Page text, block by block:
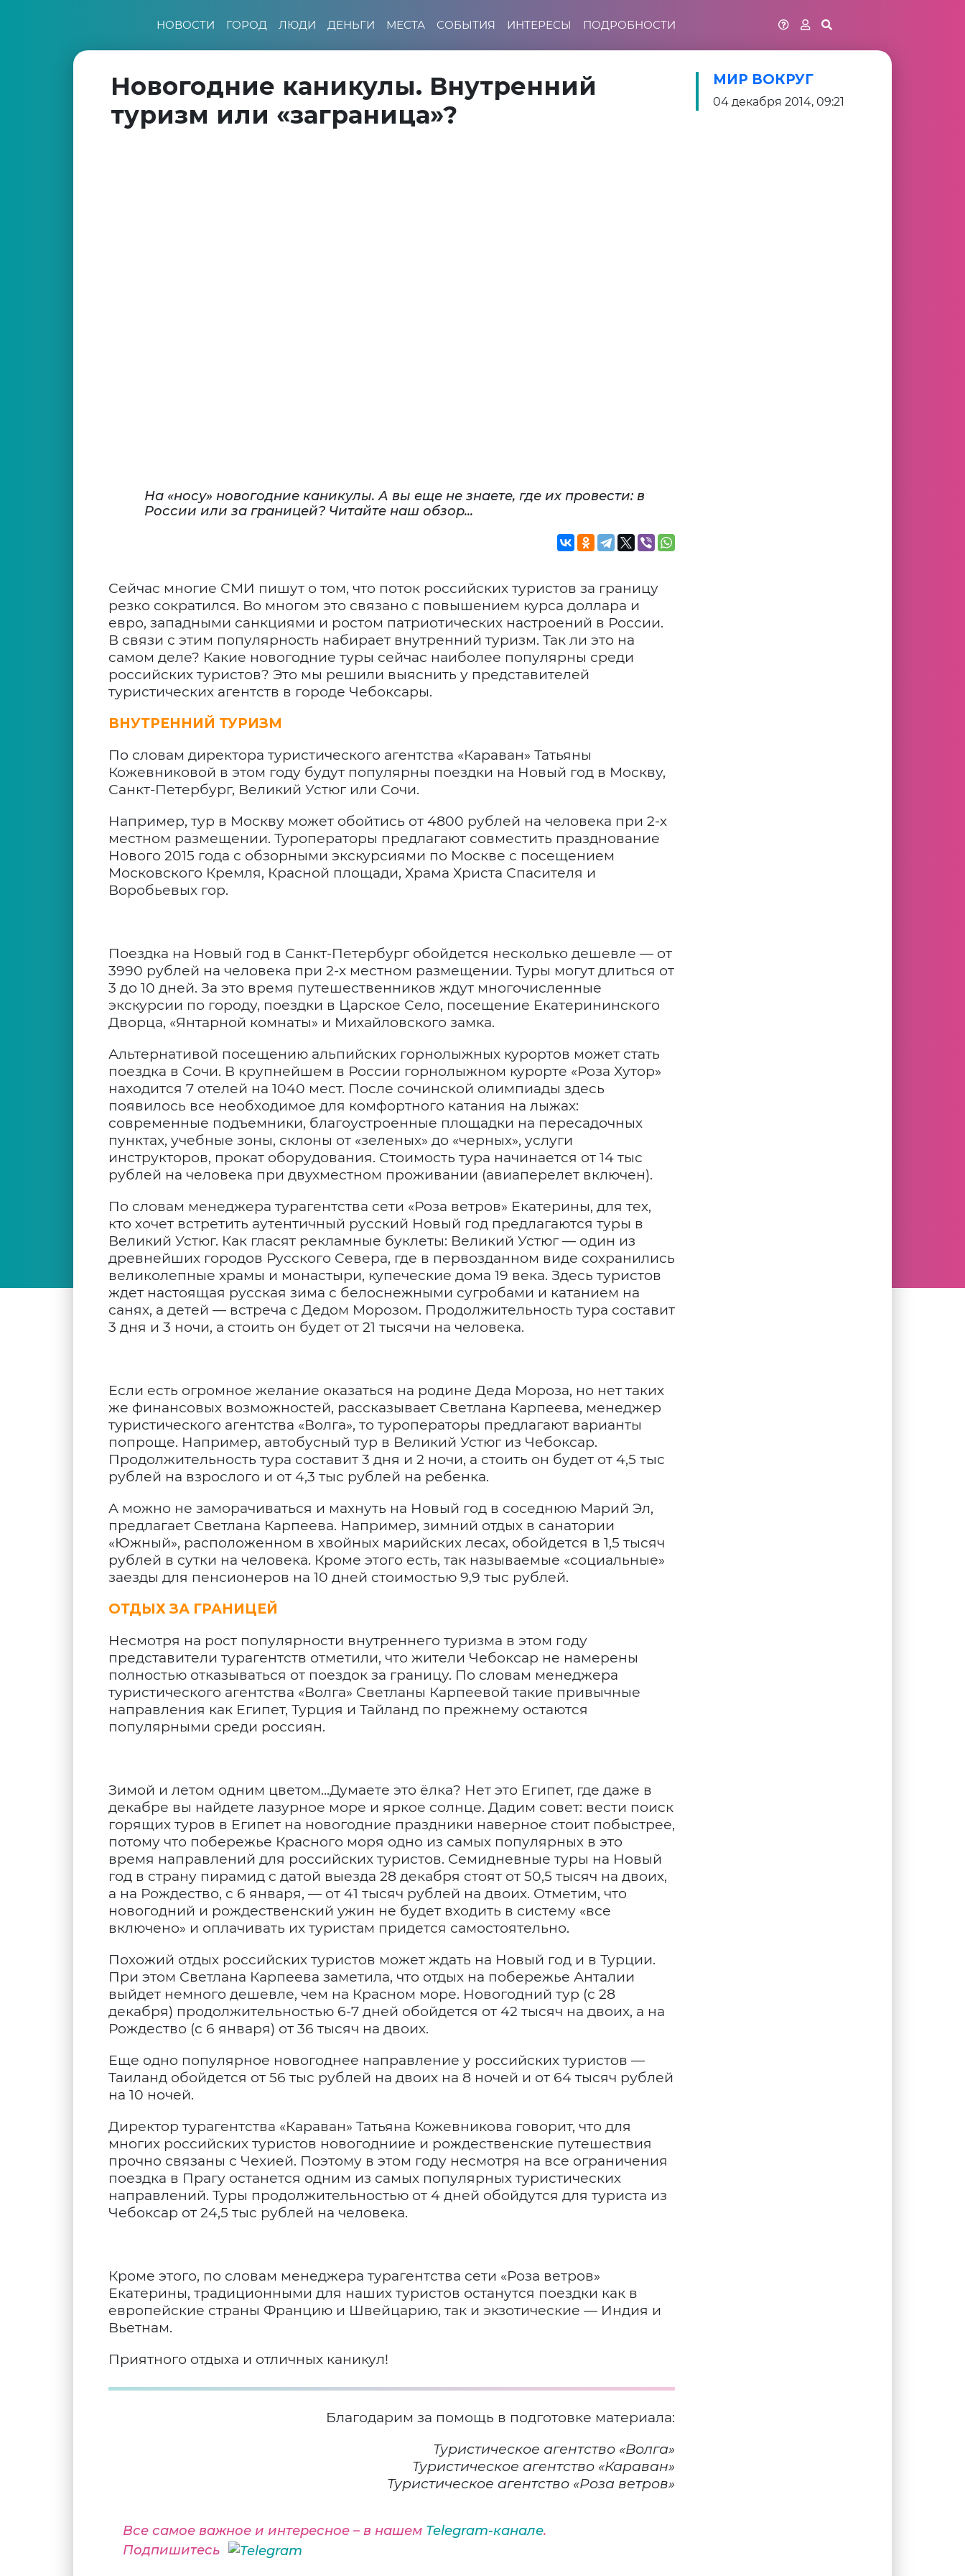
НОВОСТИ ГОРОД ЛЮДИ ДЕНЬГИ МЕСТА СОБЫТИЯ ИНТЕРЕСЫ ПОДРОБНОСТИ
Новогодние каникулы. Внутренний
туризм или «заграница»?
МИР ВОКРУГ
04 декабря 2014, 09:21
На «носу» новогодние каникулы. А вы еще не знаете, где их провести: в
России или за границей? Читайте наш обзор...
Сейчас многие СМИ пишут о том, что поток российских туристов за границу
резко сократился. Во многом это связано с повышением курса доллара и
евро, западными санкциями и ростом патриотических настроений в России.
В связи с этим популярность набирает внутренний туризм. Так ли это на
самом деле? Какие новогодние туры сейчас наиболее популярны среди
российских туристов? Это мы решили выяснить у представителей
туристических агентств в городе Чебоксары.
ВНУТРЕННИЙ ТУРИЗМ
По словам директора туристического агентства «Караван» Татьяны
Кожевниковой в этом году будут популярны поездки на Новый год в Москву,
Санкт-Петербург, Великий Устюг или Сочи.
Например, тур в Москву может обойтись от 4800 рублей на человека при 2-х
местном размещении. Туроператоры предлагают совместить празднование
Нового 2015 года с обзорными экскурсиями по Москве с посещением
Московского Кремля, Красной площади, Храма Христа Спасителя и
Воробьевых гор.
Поездка на Новый год в Санкт-Петербург обойдется несколько дешевле — от
3990 рублей на человека при 2-х местном размещении. Туры могут длиться от
3 до 10 дней. За это время путешественников ждут многочисленные
экскурсии по городу, поездки в Царское Село, посещение Екатерининского
Дворца, «Янтарной комнаты» и Михайловского замка.
Альтернативой посещению альпийских горнолыжных курортов может стать
поездка в Сочи. В крупнейшем в России горнолыжном курорте «Роза Хутор»
находится 7 отелей на 1040 мест. После сочинской олимпиады здесь
появилось все необходимое для комфортного катания на лыжах:
современные подъемники, благоустроенные площадки на пересадочных
пунктах, учебные зоны, склоны от «зеленых» до «черных», услуги
инструкторов, прокат оборудования. Стоимость тура начинается от 14 тыс
рублей на человека при двухместном проживании (авиаперелет включен).
По словам менеджера турагентства сети «Роза ветров» Екатерины, для тех,
кто хочет встретить аутентичный русский Новый год предлагаются туры в
Великий Устюг. Как гласят рекламные буклеты: Великий Устюг — один из
древнейших городов Русского Севера, где в первозданном виде сохранились
великолепные храмы и монастыри, купеческие дома 19 века. Здесь туристов
ждет настоящая русская зима с белоснежными сугробами и катанием на
санях, а детей — встреча с Дедом Морозом. Продолжительность тура составит
3 дня и 3 ночи, а стоить он будет от 21 тысячи на человека.
Если есть огромное желание оказаться на родине Деда Мороза, но нет таких
же финансовых возможностей, рассказывает Светлана Карпеева, менеджер
туристического агентства «Волга», то туроператоры предлагают варианты
попроще. Например, автобусный тур в Великий Устюг из Чебоксар.
Продолжительность тура составит 3 дня и 2 ночи, а стоить он будет от 4,5 тыс
рублей на взрослого и от 4,3 тыс рублей на ребенка.
А можно не заморачиваться и махнуть на Новый год в соседнюю Марий Эл,
предлагает Светлана Карпеева. Например, зимний отдых в санатории
«Южный», расположенном в хвойных марийских лесах, обойдется в 1,5 тысяч
рублей в сутки на человека. Кроме этого есть, так называемые «социальные»
заезды для пенсионеров на 10 дней стоимостью 9,9 тыс рублей.
ОТДЫХ ЗА ГРАНИЦЕЙ
Несмотря на рост популярности внутреннего туризма в этом году
представители турагентств отметили, что жители Чебоксар не намерены
полностью отказываться от поездок за границу. По словам менеджера
туристического агентства «Волга» Светланы Карпеевой такие привычные
направления как Египет, Турция и Тайланд по прежнему остаются
популярными среди россиян.
Зимой и летом одним цветом...Думаете это ёлка? Нет это Египет, где даже в
декабре вы найдете лазурное море и яркое солнце. Дадим совет: вести поиск
горящих туров в Египет на новогодние праздники наверное стоит побыстрее,
потому что побережье Красного моря одно из самых популярных в это
время направлений для российских туристов. Семидневные туры на Новый
год в страну пирамид с датой выезда 28 декабря стоят от 50,5 тысяч на двоих,
а на Рождество, с 6 января, — от 41 тысяч рублей на двоих. Отметим, что
новогодний и рождественский ужин не будет входить в систему «все
включено» и оплачивать их туристам придется самостоятельно.
Похожий отдых российских туристов может ждать на Новый год и в Турции.
При этом Светлана Карпеева заметила, что отдых на побережье Анталии
выйдет немного дешевле, чем на Красном море. Новогодний тур (с 28
декабря) продолжительностью 6-7 дней обойдется от 42 тысяч на двоих, а на
Рождество (с 6 января) от 36 тысяч на двоих.
Еще одно популярное новогоднее направление у российских туристов —
Таиланд обойдется от 56 тыс рублей на двоих на 8 ночей и от 64 тысяч рублей
на 10 ночей.
Директор турагентства «Караван» Татьяна Кожевникова говорит, что для
многих российских туристов новогодниие и рождественские путешествия
прочно связаны с Чехией. Поэтому в этом году несмотря на все ограничения
поездка в Прагу останется одним из самых популярных туристических
направлений. Туры продолжительностью от 4 дней обойдутся для туриста из
Чебоксар от 24,5 тыс рублей на человека.
Кроме этого, по словам менеджера турагентства сети «Роза ветров»
Екатерины, традиционными для наших туристов останутся поездки как в
европейские страны Францию и Швейцарию, так и экзотические — Индия и
Вьетнам.
Приятного отдыха и отличных каникул!
Благодарим за помощь в подготовке материала:
Туристическое агентство «Волга»
Туристическое агентство «Караван»
Туристическое агентство «Роза ветров»
Все самое важное и интересное – в нашем Telegram-канале.
Подпишитесь